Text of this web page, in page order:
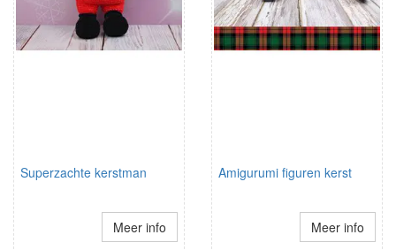
Superzachte kerstman
Meer info
Amigurumi figuren kerst
Meer info